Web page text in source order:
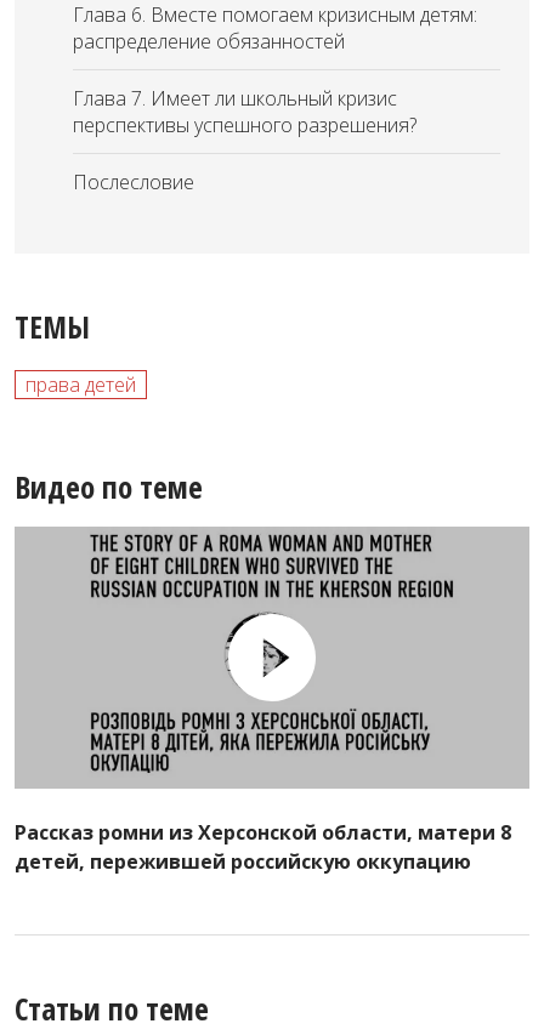
Глава 6. Вместе помогаем кризисным детям:
распределение обязанностей
Глава 7. Имеет ли школьный кризис
перспективы успешного разрешения?
Послесловие
ТЕМЫ
права детей
Видео по теме
Рассказ ромни из Херсонской области, матери 8
детей, пережившей российскую оккупацию
Статьи по теме